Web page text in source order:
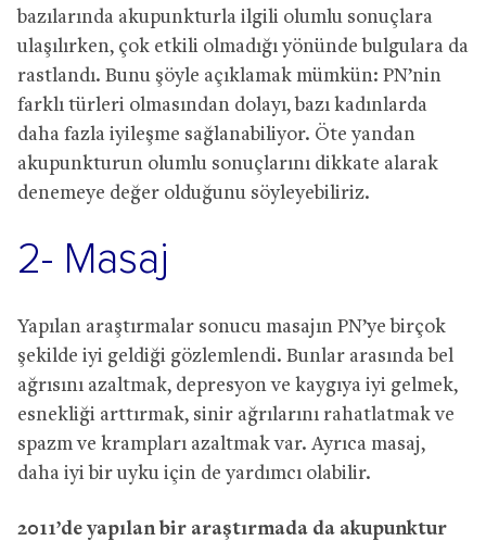
bazılarında akupunkturla ilgili olumlu sonuçlara
ulaşılırken, çok etkili olmadığı yönünde bulgulara da
rastlandı. Bunu şöyle açıklamak mümkün: PN’nin
farklı türleri olmasından dolayı, bazı kadınlarda
daha fazla iyileşme sağlanabiliyor. Öte yandan
akupunkturun olumlu sonuçlarını dikkate alarak
denemeye değer olduğunu söyleyebiliriz.
2- Masaj
Yapılan araştırmalar sonucu masajın PN’ye birçok
şekilde iyi geldiği gözlemlendi. Bunlar arasında bel
ağrısını azaltmak, depresyon ve kaygıya iyi gelmek,
esnekliği arttırmak, sinir ağrılarını rahatlatmak ve
spazm ve krampları azaltmak var. Ayrıca masaj,
daha iyi bir uyku için de yardımcı olabilir.
2011’de yapılan bir araştırmada da akupunktur